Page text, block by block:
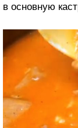
в основную